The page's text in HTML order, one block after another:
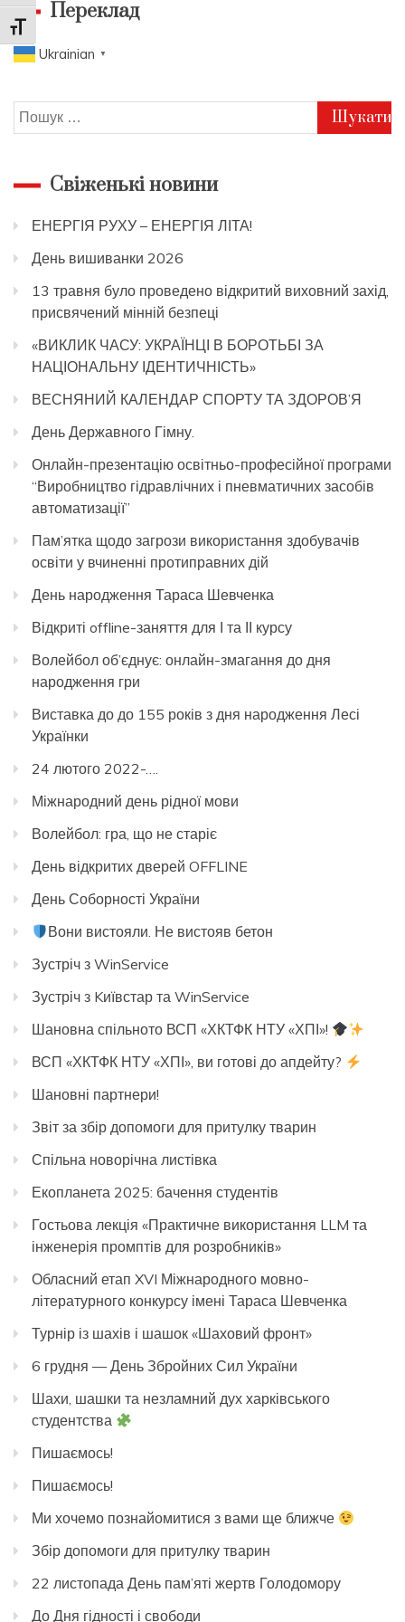
Toggle Font size
Переклад
Ukrainian ▼
Пошук:
Свіженькі новини
ЕНЕРГІЯ РУХУ – ЕНЕРГІЯ ЛІТА!
День вишиванки 2026
13 травня було проведено відкритий виховний захід,
присвячений мінній безпеці
«ВИКЛИК ЧАСУ: УКРАЇНЦІ В БОРОТЬБІ ЗА
НАЦІОНАЛЬНУ ІДЕНТИЧНІСТЬ»
ВЕСНЯНИЙ КАЛЕНДАР СПОРТУ ТА ЗДОРОВ’Я
День Державного Гімну.
Онлайн-презентацію освітньо-професійної програми
“Виробництво гідравлічних і пневматичних засобів
автоматизації”
Пам’ятка щодо загрози використання здобувачів
освіти у вчиненні протиправних дій
День народження Тараса Шевченка
Відкриті offline-заняття для І та ІІ курсу
Волейбол об’єднує: онлайн-змагання до дня
народження гри
Виставка до до 155 років з дня народження Лесі
Українки
24 лютого 2022-….
Міжнародний день рідної мови
Волейбол: гра, що не старіє
День відкритих дверей OFFLINE
День Соборності України
Вони вистояли. Не вистояв бетон
Зустріч з WinService
Зустріч з Kиївстар та WinService
Шановна спільното ВСП «ХКТФК НТУ «ХПІ»!
ВСП «ХКТФК НТУ «ХПІ», ви готові до апдейту?
Шановні партнери!
Звіт за збір допомоги для притулку тварин
Спільна новорічна листівка
Екопланета 2025: бачення студентів
Гостьова лекція «Практичне використання LLM та
інженерія промптів для розробників»
Обласний етап XVI Міжнародного мовно-
літературного конкурсу імені Тараса Шевченка
Турнір із шахів і шашок «Шаховий фронт»
6 грудня — День Збройних Сил України
Шахи, шашки та незламний дух харківського
студентства
Пишаємось!
Пишаємось!
Ми хочемо познайомитися з вами ще ближче
Збір допомоги для притулку тварин
22 листопада День пам’яті жертв Голодомору
До Дня гідності і свободи